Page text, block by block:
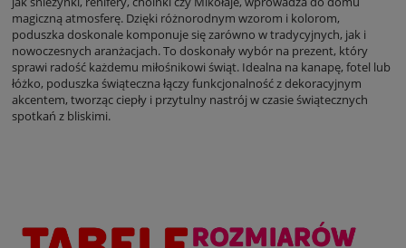
magiczną atmosferę. Dzięki różnorodnym wzorom i kolorom,
poduszka doskonale komponuje się zarówno w tradycyjnych, jak i
nowoczesnych aranżacjach. To doskonały wybór na prezent, który
sprawi radość każdemu miłośnikowi świąt. Idealna na kanapę, fotel lub
łóżko, poduszka świąteczna łączy funkcjonalność z dekoracyjnym
akcentem, tworząc ciepły i przytulny nastrój w czasie świątecznych
spotkań z bliskimi.